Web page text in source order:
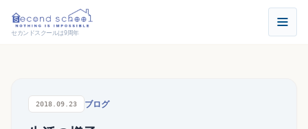
セカンドスクールは9周年
2018.09.23 ブログ